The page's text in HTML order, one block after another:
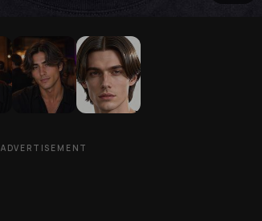
ADVERTISEMENT